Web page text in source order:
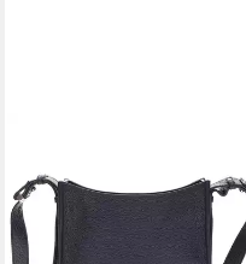
Gunvor
161,91 €
179,90 €
-10%